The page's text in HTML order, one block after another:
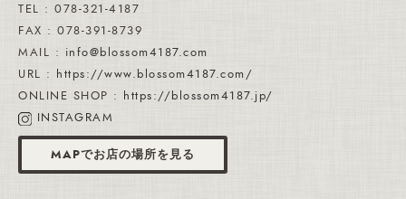
TEL : 078-321-4187
FAX : 078-391-8739
MAIL : info@blossom4187.com
URL : https://www.blossom4187.com/
ONLINE SHOP : https://blossom4187.jp/
INSTAGRAM
MAPでお店の場所を見る